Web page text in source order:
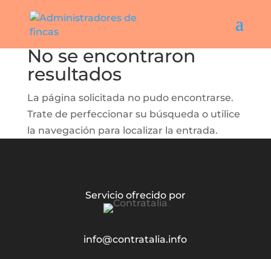
No se encontraron
resultados
La página solicitada no pudo encontrarse.
Trate de perfeccionar su búsqueda o utilice
la navegación para localizar la entrada.
Servicio ofrecido por
info@contratalia.info